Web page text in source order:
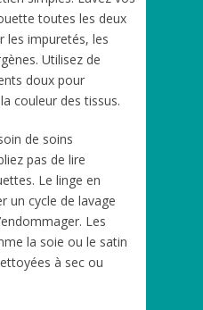
toutes les deux
les impuretés, les
Utilisez de
doux pour
couleur des tissus.
de soins
pas de lire
Le linge en
un cycle de lavage
Les
la soie ou le satin
à sec ou